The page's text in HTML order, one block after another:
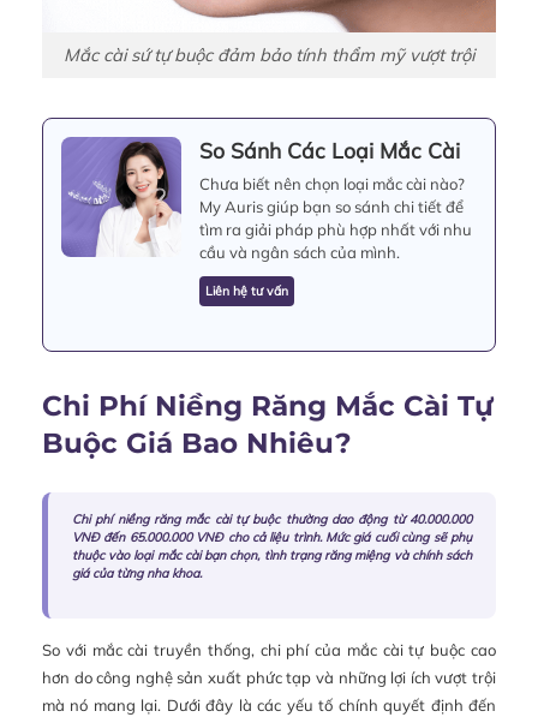
Mắc cài sứ tự buộc đảm bảo tính thẩm mỹ vượt trội
So Sánh Các Loại Mắc Cài
Chưa biết nên chọn loại mắc cài nào?
My Auris giúp bạn so sánh chi tiết để
tìm ra giải pháp phù hợp nhất với nhu
cầu và ngân sách của mình.
Liên hệ tư vấn
Chi Phí Niềng Răng Mắc Cài Tự
Buộc Giá Bao Nhiêu?
Chi phí niềng răng mắc cài tự buộc thường dao động từ 40.000.000
VNĐ đến 65.000.000 VNĐ cho cả liệu trình. Mức giá cuối cùng sẽ phụ
thuộc vào loại mắc cài bạn chọn, tình trạng răng miệng và chính sách
giá của từng nha khoa.
So với mắc cài truyền thống, chi phí của mắc cài tự buộc cao
hơn do công nghệ sản xuất phức tạp và những lợi ích vượt trội
mà nó mang lại. Dưới đây là các yếu tố chính quyết định đến